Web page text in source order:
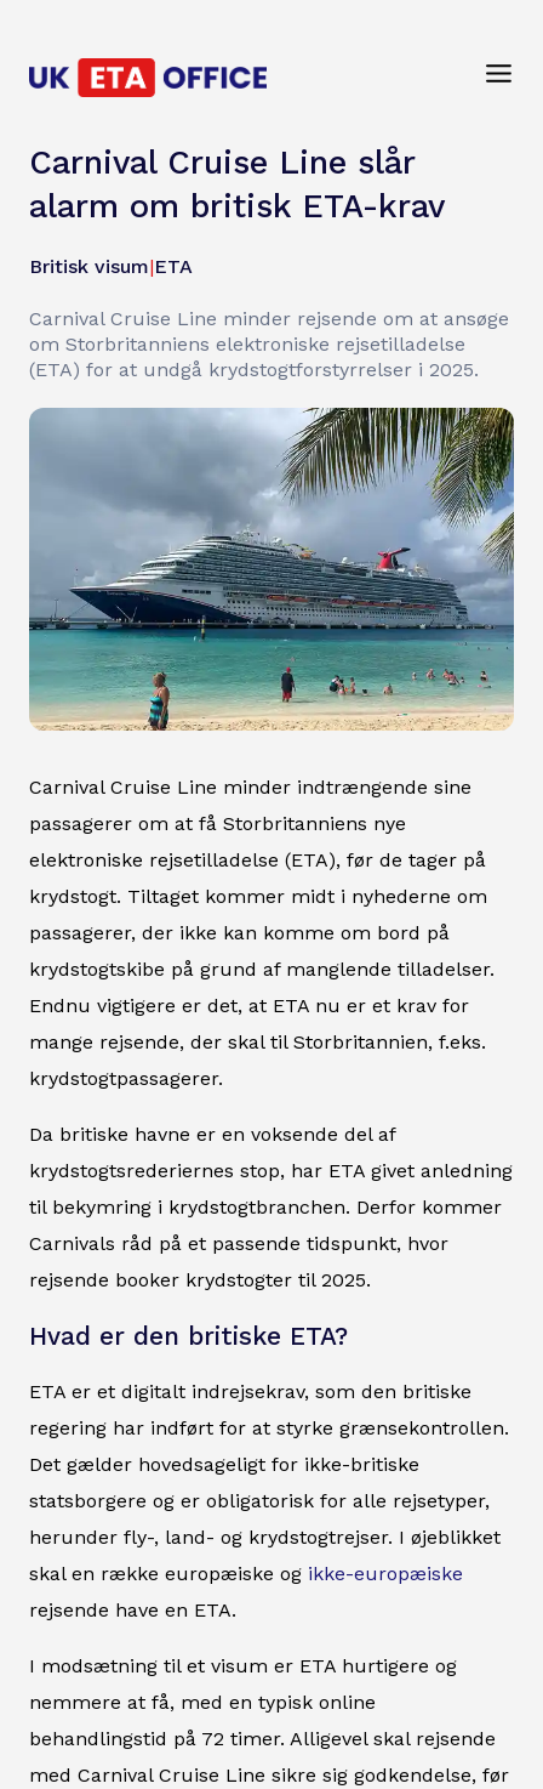
Carnival Cruise Line slår
alarm om britisk ETA-krav
Britisk visum|ETA
Carnival Cruise Line minder rejsende om at ansøge
om Storbritanniens elektroniske rejsetilladelse
(ETA) for at undgå krydstogtforstyrrelser i 2025.
Carnival Cruise Line minder indtrængende sine
passagerer om at få Storbritanniens nye
elektroniske rejsetilladelse (ETA), før de tager på
krydstogt. Tiltaget kommer midt i nyhederne om
passagerer, der ikke kan komme om bord på
krydstogtskibe på grund af manglende tilladelser.
Endnu vigtigere er det, at ETA nu er et krav for
mange rejsende, der skal til Storbritannien, f.eks.
krydstogtpassagerer.
Da britiske havne er en voksende del af
krydstogtsrederiernes stop, har ETA givet anledning
til bekymring i krydstogtbranchen. Derfor kommer
Carnivals råd på et passende tidspunkt, hvor
rejsende booker krydstogter til 2025.
Hvad er den britiske ETA?
ETA er et digitalt indrejsekrav, som den britiske
regering har indført for at styrke grænsekontrollen.
Det gælder hovedsageligt for ikke-britiske
statsborgere og er obligatorisk for alle rejsetyper,
herunder fly-, land- og krydstogtrejser. I øjeblikket
skal en række europæiske og ikke-europæiske
rejsende have en ETA.
I modsætning til et visum er ETA hurtigere og
nemmere at få, med en typisk online
behandlingstid på 72 timer. Alligevel skal rejsende
med Carnival Cruise Line sikre sig godkendelse, før